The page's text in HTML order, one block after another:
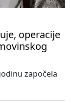
operacije
započela